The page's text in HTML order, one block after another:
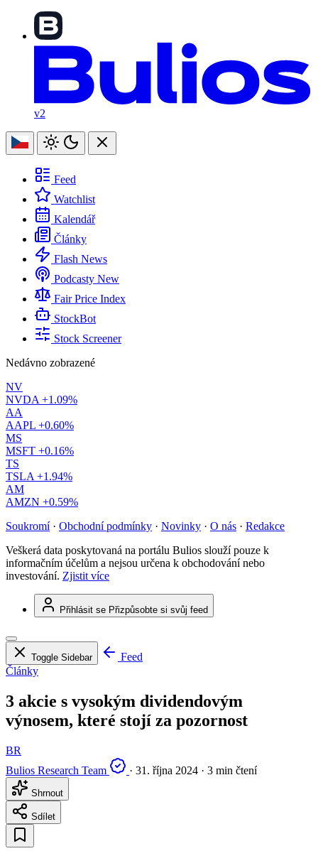
v2
Feed
Watchlist
Kalendář
Články
Flash News
Podcasty New
Fair Price Index
StockBot
Stock Screener
Nedávno zobrazené
NV
NVDA +1.09%
AA
AAPL +0.60%
MS
MSFT +0.16%
TS
TSLA +1.94%
AM
AMZN +0.59%
Soukromí · Obchodní podmínky · Novinky · O nás · Redakce
Veškerá data poskytovaná na portálu Bulios slouží pouze k
informačním účelům a nejsou určena k obchodování nebo
investování. Zjistit více
Přihlásit se Přizpůsobte si svůj feed
Toggle Sidebar
Feed
Články
3 akcie s vysokým dividendovým
výnosem, které stojí za pozornost
BR
Bulios Research Team
· 31. října 2024 · 3 min čtení
Shrnout
Sdílet